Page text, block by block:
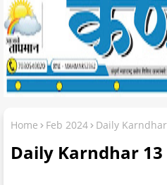
Home Feb 2024 Daily
Daily Karndhar 13